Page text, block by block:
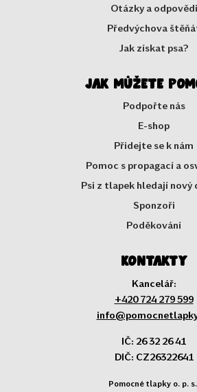
Otázky a odpovědi
Předvýchova
Jak získat psa?
Jak můžete
Podpořte nás
E-shop
Přidejte se k nám
Pomoc s propagací a
Psi z tlapek hledají nový
Sponzoři
Poděkování
Kontakty
Kancelář:
+420 724 279 599
IČ: 26 32 26 41
DIČ: CZ26322641
Pomocné tlapky o. p.